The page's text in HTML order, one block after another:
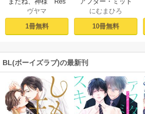
tart［ばら売り］
プロローグ
ヴヤマ
1冊無料
ナイト・スキン
［ばら売り］ 第1話
にむまひろ
10冊無料
BL(ボーイズラブ)の最新刊